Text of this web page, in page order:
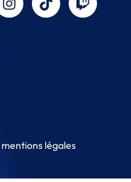
mentions légales